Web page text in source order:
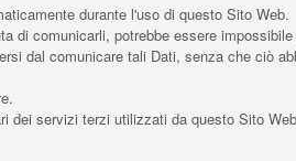
durante l'uso di questo Sito Web.
di comunicarli, potrebbe essere
dal comunicare tali Dati, senza che ciò
dei servizi terzi utilizzati da questo Sito